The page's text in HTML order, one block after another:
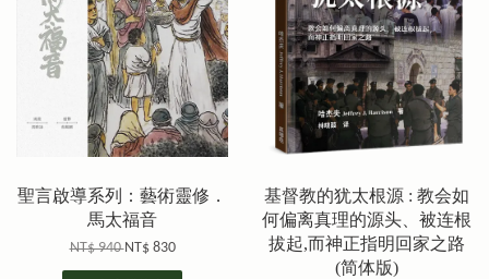
聖言啟導系列：藝術靈修．
馬太福音
NT$ 940NT$ 830
基督教的犹太根源 : 教会如
何偏离真理的源头、被连根
拔起,而神正指明回家之路
(简体版)